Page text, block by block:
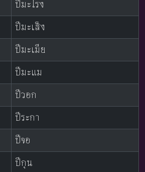
ปีมะโรง
ปีมะเส็ง
ปีมะเมีย
ปีมะแม
ปีวอก
ปีระกา
ปีจอ
ปีกุน